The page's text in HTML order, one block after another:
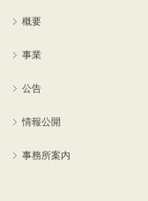
概要
事業
公告
情報公開
事務所案内